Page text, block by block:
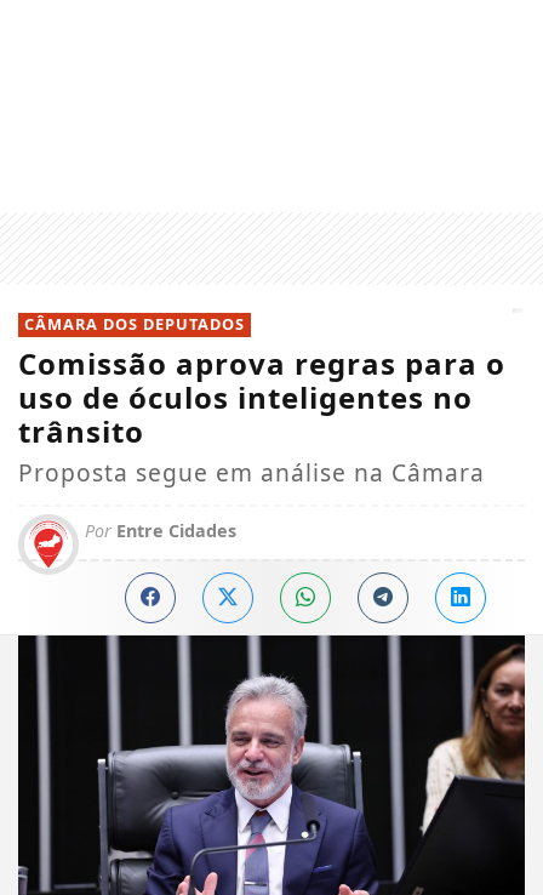
CÂMARA DOS DEPUTADOS
Comissão aprova regras para o
uso de óculos inteligentes no
trânsito
Proposta segue em análise na Câmara
Por Entre Cidades